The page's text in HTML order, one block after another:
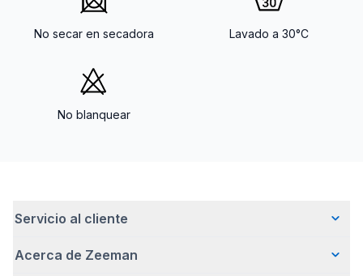
No secar en secadora Lavado a 30°C
No blanquear
Servicio al cliente
Preguntas frecuentes
Acerca de Zeeman